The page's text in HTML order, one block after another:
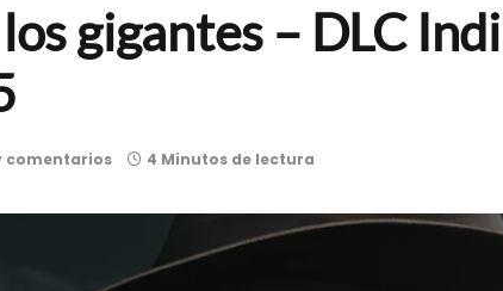
gigantes – DLC
comentarios 4 Minutos de lectura